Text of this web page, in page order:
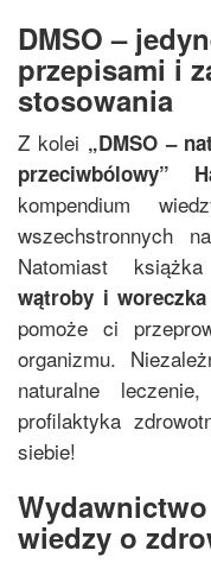
DMSO –
przepisami i
stosowania
Z kolei „DMSO –
przeciwbólowy”
kompendium
wszechstronnych
Natomiast książka
wątroby i woreczka
pomoże ci
organizmu.
naturalne
profilaktyka
siebie!
wiedzy o